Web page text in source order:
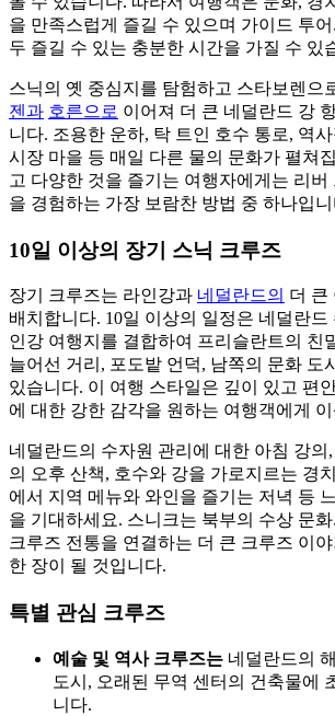
을 만족스럽게 즐길 수 있으며 가이드 투
두 즐길 수 있는 충분한 시간을 가질 수 있
스닉의 옛 중심지를 탐험하고 스타보렌으
젠과 호른으로 이어져 더 큰 네덜란드 강
니다. 조용한 운하, 탁 트인 호수 통로, 역
시장 마을 등 매일 다른 물의 문화가 펼쳐
고 다양한 것을 즐기는 여행자에게는 리버
을 경험하는 가장 보람찬 방법 중 하나입니
10일 이상의 장기 스닉 크루즈
장기 크루즈는 라인강과 네덜란드의 더 큰
배치합니다. 10일 이상의 일정은 네덜란
인강 여행지를 결합하여 프리슬란트의 친
늘어선 거리, 포도밭 언덕, 남쪽의 문화 도
있습니다. 이 여행 스타일은 깊이 있고 편
에 대한 강한 감각을 원하는 여행객에게
네덜란드의 수자원 관리에 대한 아침 강의
의 오후 산책, 호수와 강을 가로지르는 경
에서 지역 메뉴와 와인을 즐기는 저녁 등
을 기대하세요. 스니크는 북부의 수상 문
크루즈 전통을 연결하는 더 큰 크루즈 이
한 장이 될 것입니다.
특별 관심 크루즈
예술 및 역사 크루즈는 네덜란드의
도시, 오래된 무역 센터의 건축물에
니다.